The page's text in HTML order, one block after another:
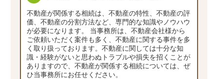
不動産が関係する相続は、不動産の特性、不動産の評
価、不動産の分割方法など、専門的な知識やノウハウ
が必要になります。 当事務所は、不動産会社様から
ご依頼いただく案件も多く、不動産に関する事件を多
く取り扱っております。不動産に関しては十分な知
識・経験がないと思わぬトラブルや損失を招くことが
ありますので、不動産が関係する相続については、ぜ
ひ当事務所にお任せください。